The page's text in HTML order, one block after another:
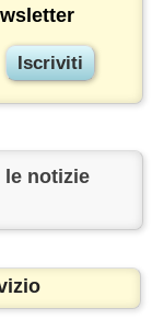
notizie